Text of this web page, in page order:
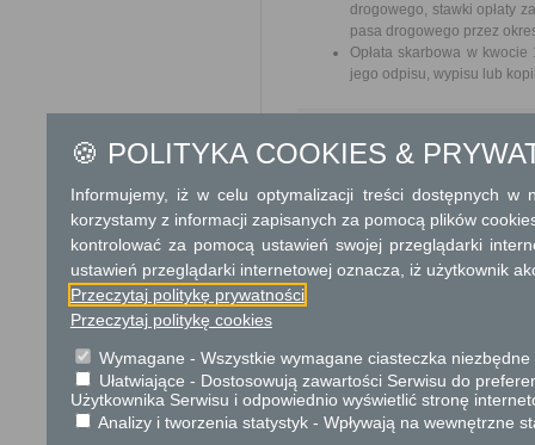
drogowego, stawki opłaty
pasa drogowego przez
Opłata skarbowa w
jego odpisu, wypisu lub
Odwołanie wnosi się do
nadania w polskiej placówce
Skargi i wnioski
Przedmiotem skargi może
ulepszenia organizacji,
wzmacnianie
usprawnienie pracy i
ochrony własności
🍪 POLITYKA COOKIES &
Informujemy, iż w celu optymalizacji treści dostępnych w
korzystamy z informacji zapisanych za pomocą plików
kontrolować za pomocą ustawień swojej przeglądarki
ustawień przeglądarki internetowej oznacza, iż użytkownik
Przeczytaj politykę prywatności
Przeczytaj politykę cookies
Wymagane - Wszystkie wymagane ciasteczka
Ułatwiające - Dostosowują zawartości Serwisu do
Użytkownika Serwisu i odpowiednio wyświetlić stronę
Analizy i tworzenia statystyk - Wpływają na wewnętrzne